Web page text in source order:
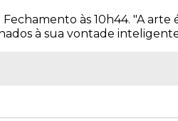
às 10h44. "A arte
à sua vontade inteligente